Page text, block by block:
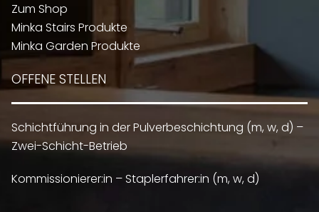
Zum Shop
Minka Stairs Produkte
Minka Garden Produkte
OFFENE STELLEN
Schichtführung in der Pulverbeschichtung (m, w, d) –
Zwei-Schicht-Betrieb
Kommissionierer:in – Staplerfahrer:in (m, w, d)